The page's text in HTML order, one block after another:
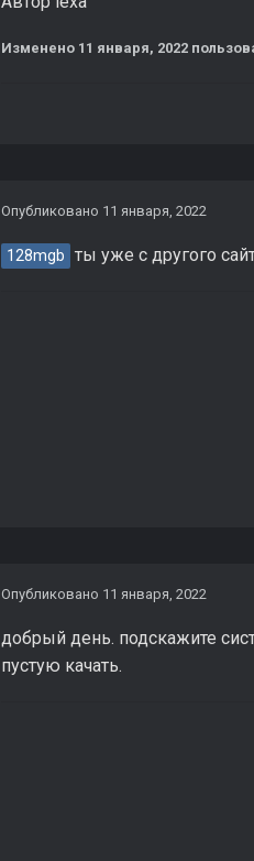
Изменено 11 января, 2022
Опубликовано 11 января, 2022
128mgb ты уже с другого
Опубликовано 11 января, 2022
добрый день. подскажите
пустую качать.